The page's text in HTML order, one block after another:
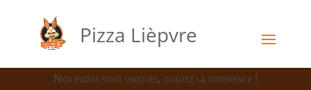
Pizza Lièpvre
Nos pizzas sont uniques, goûtez la différence !